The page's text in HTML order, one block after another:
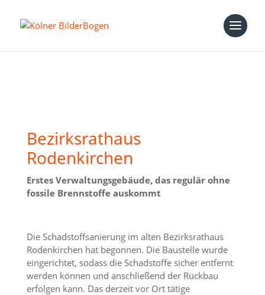
Bezirksrathaus
Rodenkirchen
Erstes Verwaltungsgebäude, das regulär ohne
fossile Brennstoffe auskommt
Die Schadstoffsanierung im alten Bezirksrathaus
Rodenkirchen hat begonnen. Die Baustelle wurde
eingerichtet, sodass die Schadstoffe sicher entfernt
werden können und anschließend der Rückbau
erfolgen kann. Das derzeit vor Ort tätige